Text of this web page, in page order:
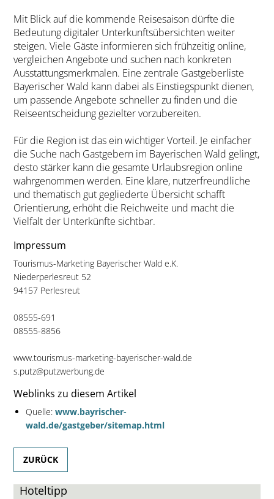
Mit Blick auf die kommende Reisesaison dürfte die
Bedeutung digitaler Unterkunftsübersichten weiter
steigen. Viele Gäste informieren sich frühzeitig online,
vergleichen Angebote und suchen nach konkreten
Ausstattungsmerkmalen. Eine zentrale Gastgeberliste
Bayerischer Wald kann dabei als Einstiegspunkt dienen,
um passende Angebote schneller zu finden und die
Reiseentscheidung gezielter vorzubereiten.
Für die Region ist das ein wichtiger Vorteil. Je einfacher
die Suche nach Gastgebern im Bayerischen Wald gelingt,
desto stärker kann die gesamte Urlaubsregion online
wahrgenommen werden. Eine klare, nutzerfreundliche
und thematisch gut gegliederte Übersicht schafft
Orientierung, erhöht die Reichweite und macht die
Vielfalt der Unterkünfte sichtbar.
Impressum
Tourismus-Marketing Bayerischer Wald e.K.
Niederperlesreut 52
94157 Perlesreut
08555-691
08555-8856
www.tourismus-marketing-bayerischer-wald.de
s.putz@putzwerbung.de
Weblinks zu diesem Artikel
Quelle: www.bayrischer-
wald.de/gastgeber/sitemap.html
ZURÜCK
Hoteltipp